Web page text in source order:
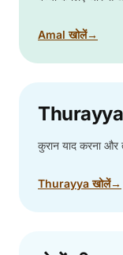
Amal खोलें→
Thurayya
कुरान याद करना और
Thurayya खोलें→